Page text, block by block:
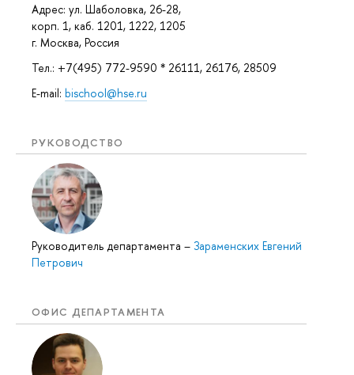
Адрес: ул. Шаболовка, 26-28,
корп. 1, каб. 1201, 1222, 1205
г. Москва, Россия
Тел.: +7(495) 772-9590 * 26111, 26176, 28509
E-mail: bischool@hse.ru
РУКОВОДСТВО
Руководитель департамента – Зараменских Евгений
Петрович
ОФИС ДЕПАРТАМЕНТА